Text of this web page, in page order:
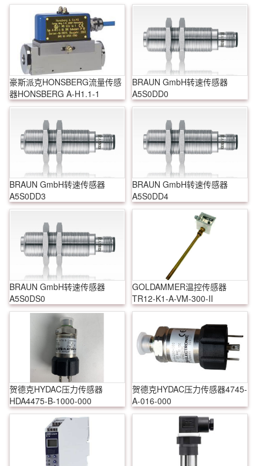
豪斯派克HONSBERG流量传感
器HONSBERG A-H1.1-1
BRAUN GmbH转速传感器
A5S0DD0
BRAUN GmbH转速传感器
A5S0DD3
BRAUN GmbH转速传感器
A5S0DD4
BRAUN GmbH转速传感器
A5S0DS0
GOLDAMMER温控传感器
TR12-K1-A-VM-300-II
贺德克HYDAC压力传感器
HDA4475-B-1000-000
贺德克HYDAC压力传感器4745-
A-016-000